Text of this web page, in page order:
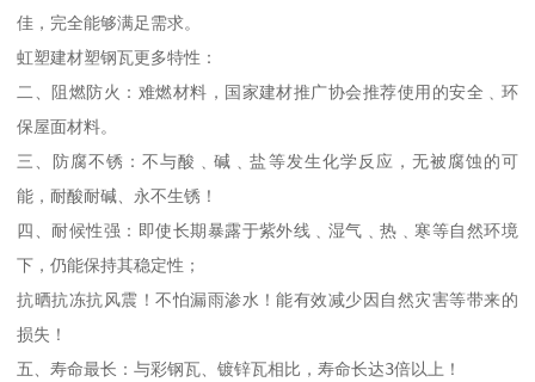
佳，完全能够满足需求。
虹塑建材塑钢瓦更多特性：
二、阻燃防火：难燃材料，国家建材推广协会推荐使用的安全﹑环
保屋面材料。
三、防腐不锈：不与酸﹑碱﹑盐等发生化学反应，无被腐蚀的可
能，耐酸耐碱、永不生锈！
四、耐候性强：即使长期暴露于紫外线﹑湿气﹑热﹑寒等自然环境
下，仍能保持其稳定性；
抗晒抗冻抗风震！不怕漏雨渗水！能有效减少因自然灾害等带来的
损失！
五、寿命最长：与彩钢瓦、镀锌瓦相比，寿命长达3倍以上！